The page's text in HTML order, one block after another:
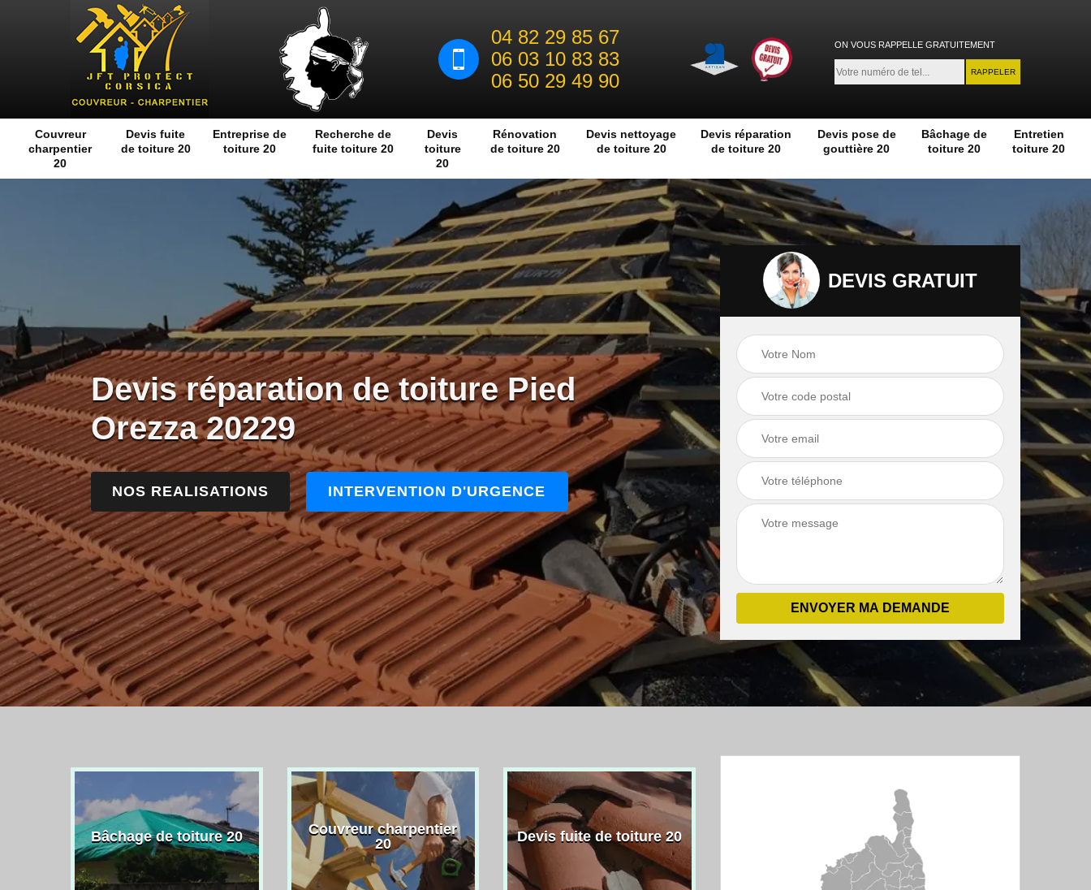
04 82 29 85 67
06 03 10 83 83
06 50 29 49 90
ON VOUS RAPPELLE GRATUITEMENT
Couvreur
charpentier
20
Devis fuite
de toiture 20
Entreprise de
toiture 20
Recherche de
fuite toiture 20
Devis
toiture
20
Rénovation
de toiture 20
Devis nettoyage
de toiture 20
Devis réparation
de toiture 20
Devis pose de
gouttière 20
Bâchage de
toiture 20
Entretien
toiture 20
Devis réparation de toiture Pied
Orezza 20229
NOS REALISATIONS INTERVENTION D'URGENCE
DEVIS GRATUIT
Bâchage de toiture 20
Couvreur charpentier
20
Devis fuite de toiture 20